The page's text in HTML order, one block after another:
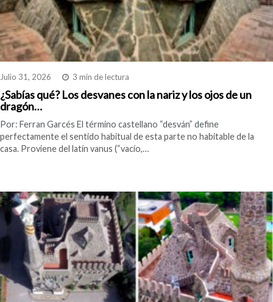
Julio 31, 2026 3 min de lectura
¿Sabías qué? Los desvanes con la nariz y los ojos de un
dragón…
Por: Ferran Garcés El término castellano “desván” define
perfectamente el sentido habitual de esta parte no habitable de la
casa. Proviene del latín vanus (“vacío,…